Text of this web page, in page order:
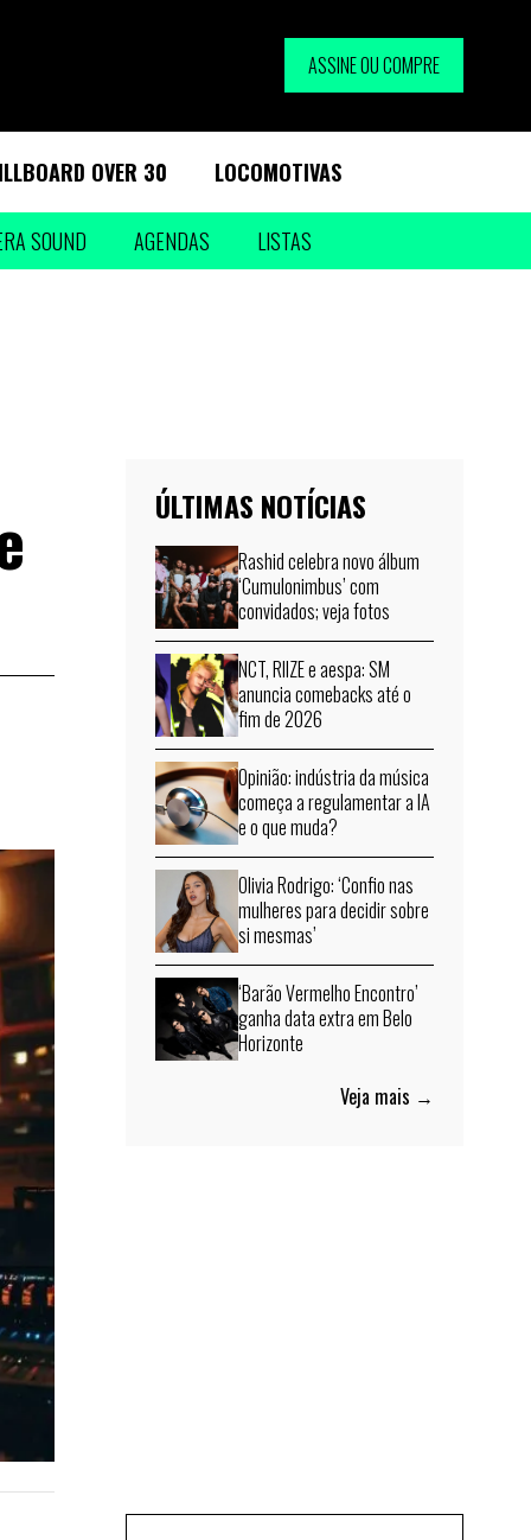
ASSINE OU COMPRE
OVER 30 LOCOMOTIVAS
SOUND AGENDAS LISTAS
ÚLTIMAS NOTÍCIAS
Rashid celebra novo álbum
‘Cumulonimbus’ com
convidados; veja fotos
NCT, RIIZE e aespa: SM
anuncia comebacks até o
fim de 2026
Opinião: indústria da música
começa a regulamentar a IA
e o que muda?
Olivia Rodrigo: ‘Confio nas
mulheres para decidir sobre
si mesmas’
‘Barão Vermelho Encontro’
ganha data extra em Belo
Horizonte
Veja mais →